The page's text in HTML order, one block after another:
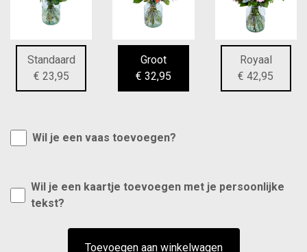
Standaard
€ 23,95
Groot
€ 32,95
Royaal
€ 42,95
Wil je een vaas toevoegen?
Wil je een kaartje toevoegen met je persoonlijke
tekst?
Toevoegen aan winkelwagen